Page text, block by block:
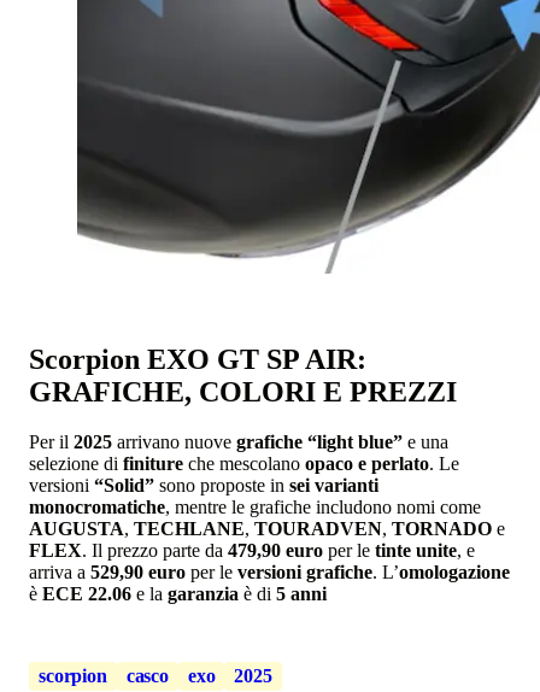
Scorpion EXO GT SP AIR:
GRAFICHE, COLORI E PREZZI
Per il 2025 arrivano nuove grafiche “light blue” e una
selezione di finiture che mescolano opaco e perlato. Le
versioni “Solid” sono proposte in sei varianti
monocromatiche, mentre le grafiche includono nomi come
AUGUSTA, TECHLANE, TOURADVEN, TORNADO e
FLEX. Il prezzo parte da 479,90 euro per le tinte unite, e
arriva a 529,90 euro per le versioni grafiche. L’omologazione
è ECE 22.06 e la garanzia è di 5 anni
scorpion casco exo 2025